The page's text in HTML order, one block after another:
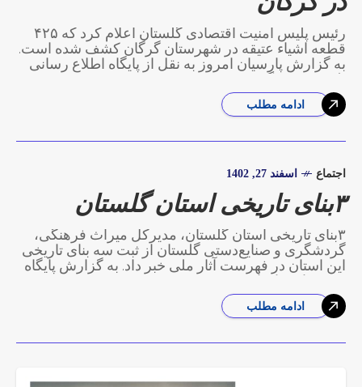
رئیس پلیس امنیت اقتصادی گلستان اعلام کرد که ۴۲۵
قطعه اشیاء عتیقه در شهرستان گرگان کشف شده است.
به گزارش پارسیان امروز به نقل از پایگاه اطلاع رسانی
ادامه مطلب
اجتماع اسفند 27, 1402
۳بنای تاریخی استان گلستان
۳بنای تاریخی استان گلستان، مدیرکل میراث‌ فرهنگی،
گردشگری و صنایع‌دستی گلستان از ثبت سه بنای تاریخی
این استان در فهرست آثار ملی خبر داد. به گزارش پایگاه
ادامه مطلب